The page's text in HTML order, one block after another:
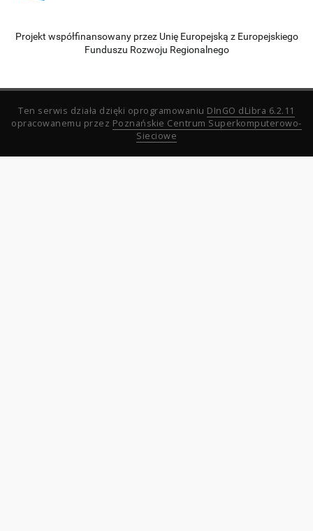
Projekt współfinansowany przez Unię Europejską z Europejskiego
Funduszu Rozwoju Regionalnego
Ten serwis działa dzięki oprogramowaniu DInGO dLibra 6.2.11
opracowanemu przez Poznańskie Centrum Superkomputerowo-
Sieciowe